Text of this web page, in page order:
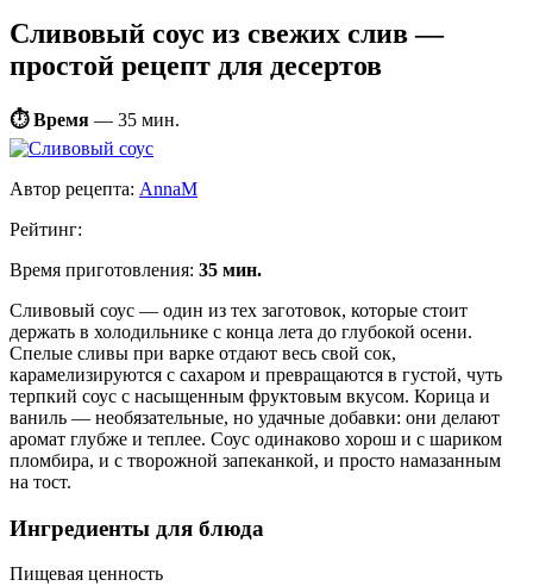
Сливовый соус из свежих слив —
простой рецепт для десертов
⏱ Время — 35 мин.
Автор рецепта: AnnaM
Рейтинг:
Время приготовления: 35 мин.
Сливовый соус — один из тех заготовок, которые стоит
держать в холодильнике с конца лета до глубокой осени.
Спелые сливы при варке отдают весь свой сок,
карамелизируются с сахаром и превращаются в густой, чуть
терпкий соус с насыщенным фруктовым вкусом. Корица и
ваниль — необязательные, но удачные добавки: они делают
аромат глубже и теплее. Соус одинаково хорош и с шариком
пломбира, и с творожной запеканкой, и просто намазанным
на тост.
Ингредиенты для блюда
Пищевая ценность